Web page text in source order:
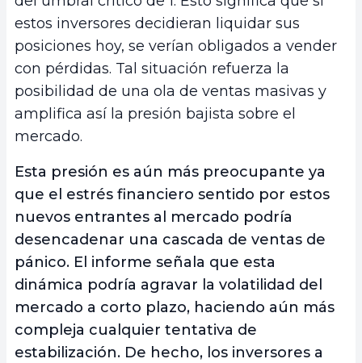
estos inversores decidieran liquidar sus
posiciones hoy, se verían obligados a vender
con pérdidas. Tal situación refuerza la
posibilidad de una ola de ventas masivas y
amplifica así la presión bajista sobre el
mercado.
Esta presión es aún más preocupante ya
que el estrés financiero sentido por estos
nuevos entrantes al mercado podría
desencadenar una cascada de ventas de
pánico. El informe señala que esta
dinámica podría agravar la volatilidad del
mercado a corto plazo, haciendo aún más
compleja cualquier tentativa de
estabilización. De hecho, los inversores a